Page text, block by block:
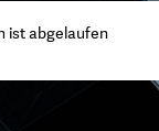
ist abgelaufen